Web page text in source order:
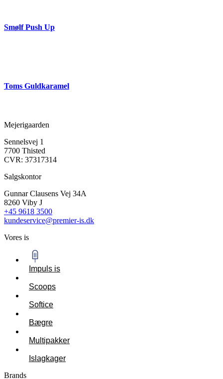
Smølf Push Up
Toms Guldkaramel
Mejerigaarden
Sennelsvej 1
7700 Thisted
CVR: 37317314
Salgskontor
Gunnar Clausens Vej 34A
8260 Viby J
+45 9618 3500
kundeservice@premier-is.dk
Vores is
Impuls is
Scoops
Softice
Bægre
Multipakker
Islagkager
Brands